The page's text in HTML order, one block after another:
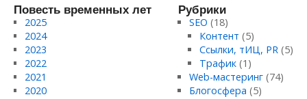
Повесть временных лет
2025
2024
2023
2022
2021
2020
Рубрики
SEO (18)
Контент (5)
Ссылки, тИЦ, PR (5)
Трафик (1)
Web-мастеринг(74)
Блогосфера (5)